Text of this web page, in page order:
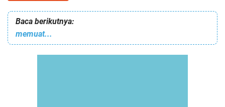
Baca berikutnya:
memuat...